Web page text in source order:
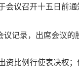
会议召开十五日前
记录，出席会议
资比例行使表决权